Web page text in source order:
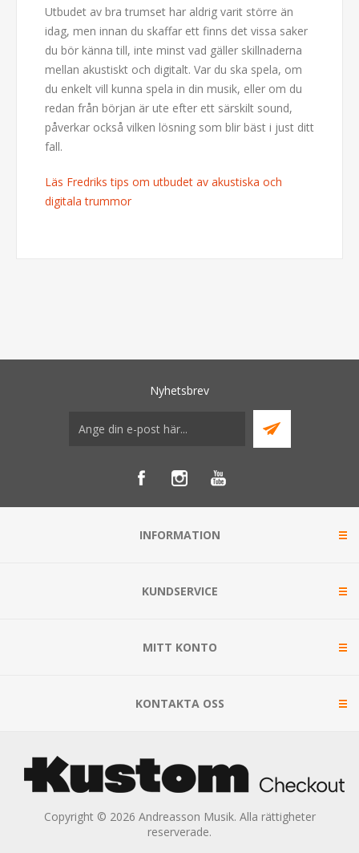
Utbudet av bra trumset har aldrig varit större än
idag, men innan du skaffar ett finns det vissa saker
du bör känna till, inte minst vad gäller skillnaderna
mellan akustiskt och digitalt. Var du ska spela, om
du enkelt vill kunna spela in din musik, eller om du
redan från början är ute efter ett särskilt sound,
påverkar också vilken lösning som blir bäst i just ditt
fall.
Läs Fredriks tips om utbudet av akustiska och
digitala trummor
Nyhetsbrev
INFORMATION
KUNDSERVICE
MITT KONTO
KONTAKTA OSS
Copyright © 2026 Andreasson Musik. Alla rättigheter
reserverade.